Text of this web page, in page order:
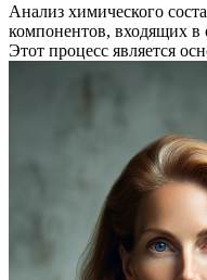
Анализ химического
компонентов, входящих в
Этот процесс является